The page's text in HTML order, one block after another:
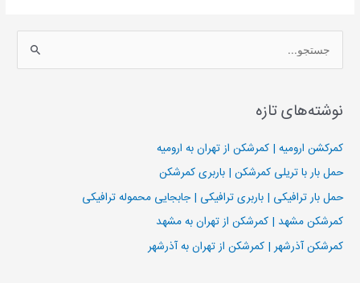
س
ج
و
ا
ی
:
نوشته‌های تازه
کمرکشن ارومیه | کمرشکن از تهران به ارومیه
حمل بار با تریلی کمرشکن | باربری کمرشکن
حمل بار ترافیکی | باربری ترافیکی | جابجایی محموله ترافیکی
کمرشکن مشهد | کمرشکن از تهران به مشهد
کمرشکن آذرشهر | کمرشکن از تهران به آذرشهر